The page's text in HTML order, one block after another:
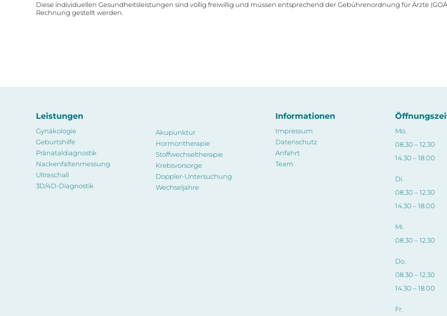
Diese individuellen Gesundheitsleistungen sind völlig freiwillig und müssen entsprechend der Gebührenordnung für Ärzte
Rechnung gestellt werden.
Leistungen
Gynäkologie
Geburtshilfe
Pränataldiagnostik
Nackenfaltenmessung
Ultraschall
3D/4D-Diagnostik
Akupunktur
Hormontherapie
Stoffwechseltherapie
Krebsvorsorge
Doppler-Untersuchung
Wechseljahre
Informationen
Impressum
Datenschutz
Anfahrt
Team
Mo.
08.30 – 12.30
14.30 – 18.00
Di.
08.30 – 12.30
14.30 – 18.00
Mi.
08.30 – 12.30
Do.
08.30 – 12.30
14.30 – 18.00
Fr.